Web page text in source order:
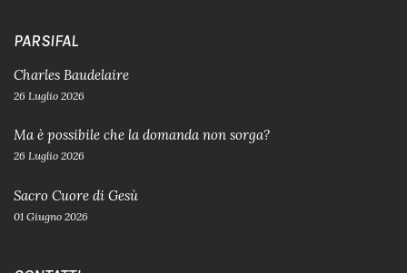
PARSIFAL
Charles Baudelaire
26 Luglio 2026
Ma è possibile che la domanda non sorga?
26 Luglio 2026
Sacro Cuore di Gesù
01 Giugno 2026